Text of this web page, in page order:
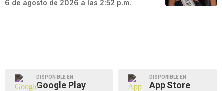
6 de agosto de 2026 a las 2:52 p.m.
DISPONIBLE EN
Google Play
DISPONIBLE EN
App Store